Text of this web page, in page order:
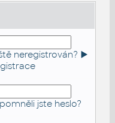
neregistrován? ►
jste heslo?